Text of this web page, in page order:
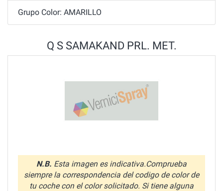
Grupo Color: AMARILLO
Q S SAMAKAND PRL. MET.
N.B. Esta imagen es indicativa.Comprueba
siempre la correspondencia del codigo de color de
tu coche con el color solicitado. Si tiene alguna